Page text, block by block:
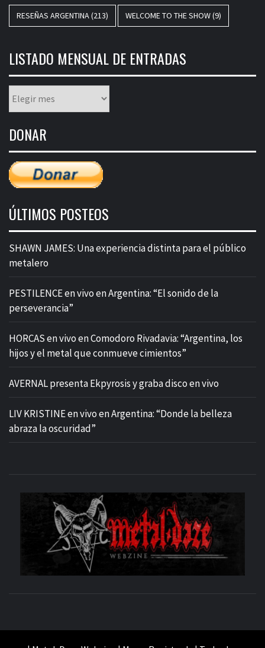
RESEÑAS ARGENTINA(213) WELCOME TO THE SHOW(9)
LISTADO MENSUAL DE ENTRADAS
mensual
entradas
DONAR
ÚLTIMOS POSTEOS
SHAWN JAMES: Una experiencia distinta para el público
metalero
PESTILENCE en vivo en Argentina: “El sonido de la
perseverancia”
HORCAS en vivo en Comodoro Rivadavia: “Argentina, los
hijos y el metal que conmueve cimientos”
AVERNAL presenta Ekpyrosis y graba disco en vivo
LIV KRISTINE en vivo en Argentina: “Donde la belleza
abraza la oscuridad”